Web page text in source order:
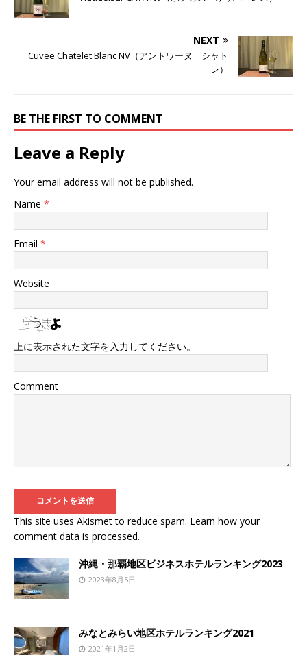
NEXT
Cuvee Chatelet Blanc NV（アントワーヌ シャト
レ）
BE THE FIRST TO COMMENT
Leave a Reply
Your email address will not be published.
Name *
Email *
Website
上に表示された文字を入力してください。
Comment
This site uses Akismet to reduce spam. Learn how your
comment data is processed.
沖縄・那覇地区ビジネスホテルランキング2023
2023年8月5日
みなとみらい地区ホテルランキング2021
2021年1月2日